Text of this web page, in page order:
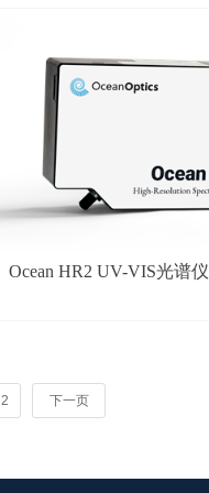
Ocean HR2 UV-VIS光谱仪
2 下一页